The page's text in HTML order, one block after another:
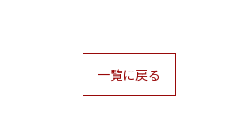
一覧に戻る